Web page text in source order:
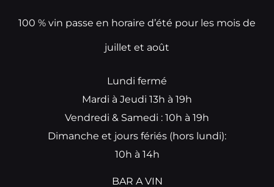
100 % vin passe en horaire d’été pour les mois de
juillet et août
Lundi fermé
Mardi à Jeudi 13h à 19h
Vendredi & Samedi : 10h à 19h
Dimanche et jours fériés (hors lundi):
10h à 14h
BAR A VIN